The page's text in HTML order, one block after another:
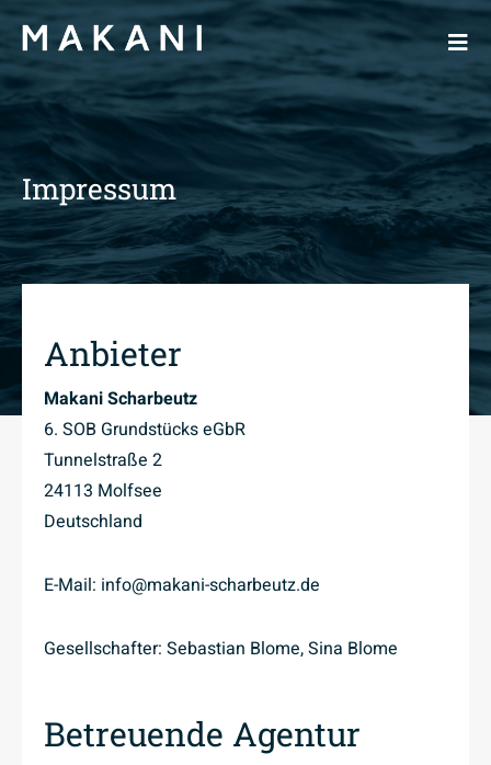
Zum
Inhalt
springen
Appartements
Architektur
Lage
Impressum
Anbieter
Makani Scharbeutz
6. SOB Grundstücks eGbR
Tunnelstraße 2
24113 Molfsee
Deutschland
E-Mail: info@makani-scharbeutz.de
Gesellschafter: Sebastian Blome, Sina Blome
Betreuende Agentur